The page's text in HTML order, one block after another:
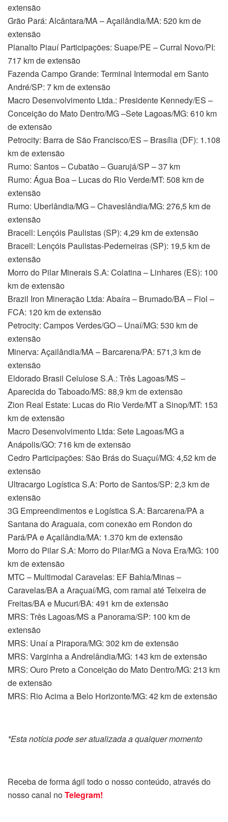
extensão
Grão Pará: Alcântara/MA – Açailândia/MA: 520 km de
extensão
Planalto Piauí Participações: Suape/PE – Curral Novo/PI:
717 km de extensão
Fazenda Campo Grande: Terminal Intermodal em Santo
André/SP: 7 km de extensão
Macro Desenvolvimento Ltda.: Presidente Kennedy/ES –
Conceição do Mato Dentro/MG –Sete Lagoas/MG: 610 km
de extensão
Petrocity: Barra de São Francisco/ES – Brasília (DF): 1.108
km de extensão
Rumo: Santos – Cubatão – Guarujá/SP – 37 km
Rumo: Água Boa – Lucas do Rio Verde/MT: 508 km de
extensão
Rumo: Uberlândia/MG – Chaveslândia/MG: 276,5 km de
extensão
Bracell: Lençóis Paulistas (SP): 4,29 km de extensão
Bracell: Lençóis Paulistas-Pederneiras (SP): 19,5 km de
extensão
Morro do Pilar Minerais S.A: Colatina – Linhares (ES): 100
km de extensão
Brazil Iron Mineração Ltda: Abaíra – Brumado/BA – Fiol –
FCA: 120 km de extensão
Petrocity: Campos Verdes/GO – Unaí/MG: 530 km de
extensão
Minerva: Açailândia/MA – Barcarena/PA: 571,3 km de
extensão
Eldorado Brasil Celulose S.A.: Três Lagoas/MS –
Aparecida do Taboado/MS: 88,9 km de extensão
Zion Real Estate: Lucas do Rio Verde/MT a Sinop/MT: 153
km de extensão
Macro Desenvolvimento Ltda: Sete Lagoas/MG a
Anápolis/GO: 716 km de extensão
Cedro Participações: São Brás do Suaçuí/MG: 4,52 km de
extensão
Ultracargo Logística S.A: Porto de Santos/SP: 2,3 km de
extensão
3G Empreendimentos e Logística S.A: Barcarena/PA a
Santana do Araguaia, com conexão em Rondon do
Pará/PA e Açailândia/MA: 1.370 km de extensão
Morro do Pilar S.A: Morro do Pilar/MG a Nova Era/MG: 100
km de extensão
MTC – Multimodal Caravelas: EF Bahia/Minas –
Caravelas/BA a Araçuaí/MG, com ramal até Teixeira de
Freitas/BA e Mucuri/BA: 491 km de extensão
MRS: Três Lagoas/MS a Panorama/SP: 100 km de
extensão
MRS: Unaí a Pirapora/MG: 302 km de extensão
MRS: Varginha a Andrelândia/MG: 143 km de extensão
MRS: Ouro Preto a Conceição do Mato Dentro/MG: 213 km
de extensão
MRS: Rio Acima a Belo Horizonte/MG: 42 km de extensão
*Esta notícia pode ser atualizada a qualquer momento
Receba de forma ágil todo o nosso conteúdo, através do
nosso canal noTelegram!